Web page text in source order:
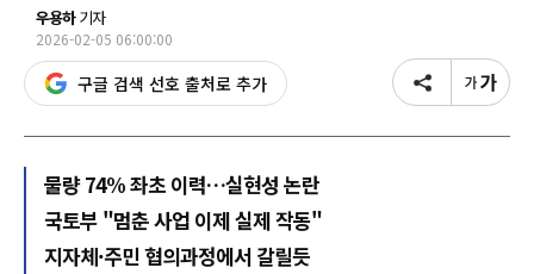
우용하기자
2026-02-05 06:00:00
구글 검색 선호 출처로 추가
물량 74% 좌초 이력…실현성 논란
국토부 "멈춘 사업 이제 실제 작동"
지자체·주민 협의과정에서 갈릴듯